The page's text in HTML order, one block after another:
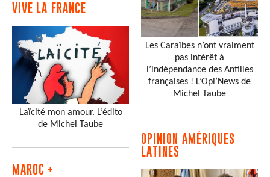
VIVE LA FRANCE
Laïcité mon amour. L’édito
de Michel Taube
MAROC +
Les Caraïbes n’ont vraiment
pas intérêt à
l’indépendance des Antilles
françaises ! L’Opi’News de
Michel Taube
OPINION AMÉRIQUES
LATINES